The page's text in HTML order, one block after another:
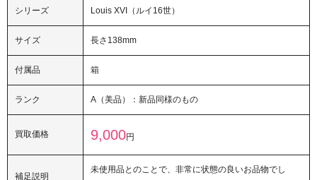
シリーズ Louis XVI（ルイ16世）
サイズ 長さ138mm
付属品 箱
ランク A（美品）：新品同様のもの
買取価格 9,000円
補足説明
未使用品とのことで、非常に状態の良いお品物でし